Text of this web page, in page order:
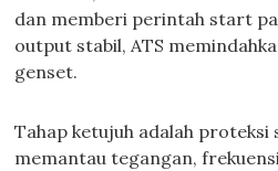
dan memberi perintah start
output stabil, ATS
genset.
Tahap ketujuh adalah
memantau tegangan,